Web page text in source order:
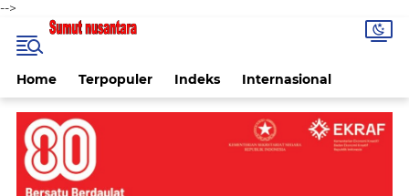
-->
Home Terpopuler Indeks Internasional